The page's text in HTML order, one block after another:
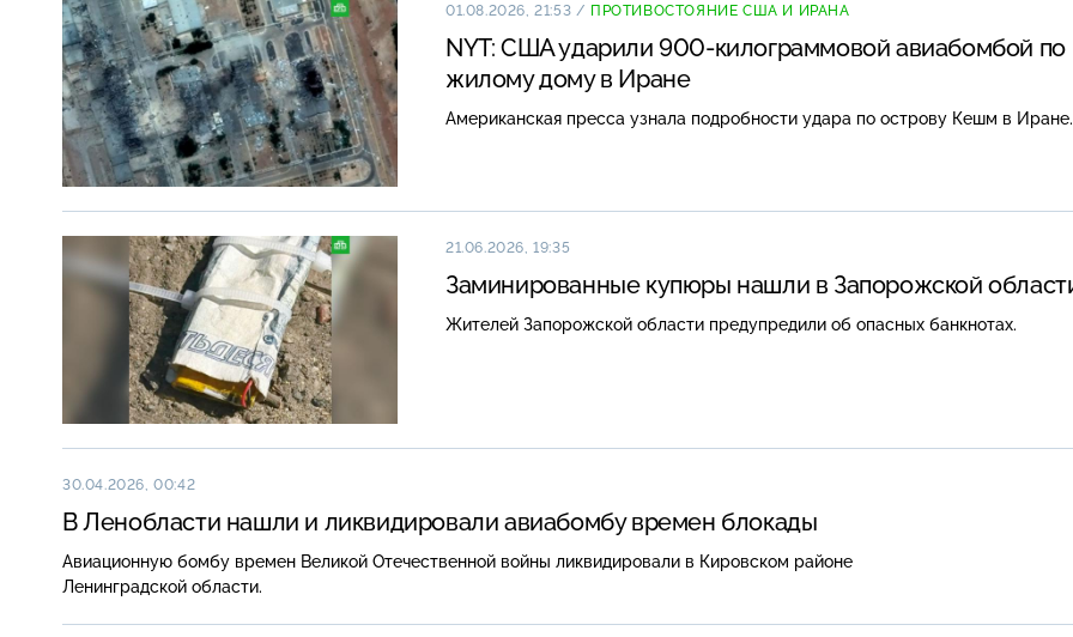
01.08.2026, 21:53 / ПРОТИВОСТОЯНИЕ США И ИРАНА
NYT: США ударили 900-килограммовой авиабомбой по
жилому дому в Иране
Американская пресса узнала подробности удара по острову Кешм в Иране.
21.06.2026, 19:35
Заминированные купюры нашли в Запорожской
Жителей Запорожской области предупредили об опасных банкнотах.
30.04.2026, 00:42
В Ленобласти нашли и ликвидировали авиабомбу времен блокады
Авиационную бомбу времен Великой Отечественной войны ликвидировали в Кировском районе
Ленинградской области.